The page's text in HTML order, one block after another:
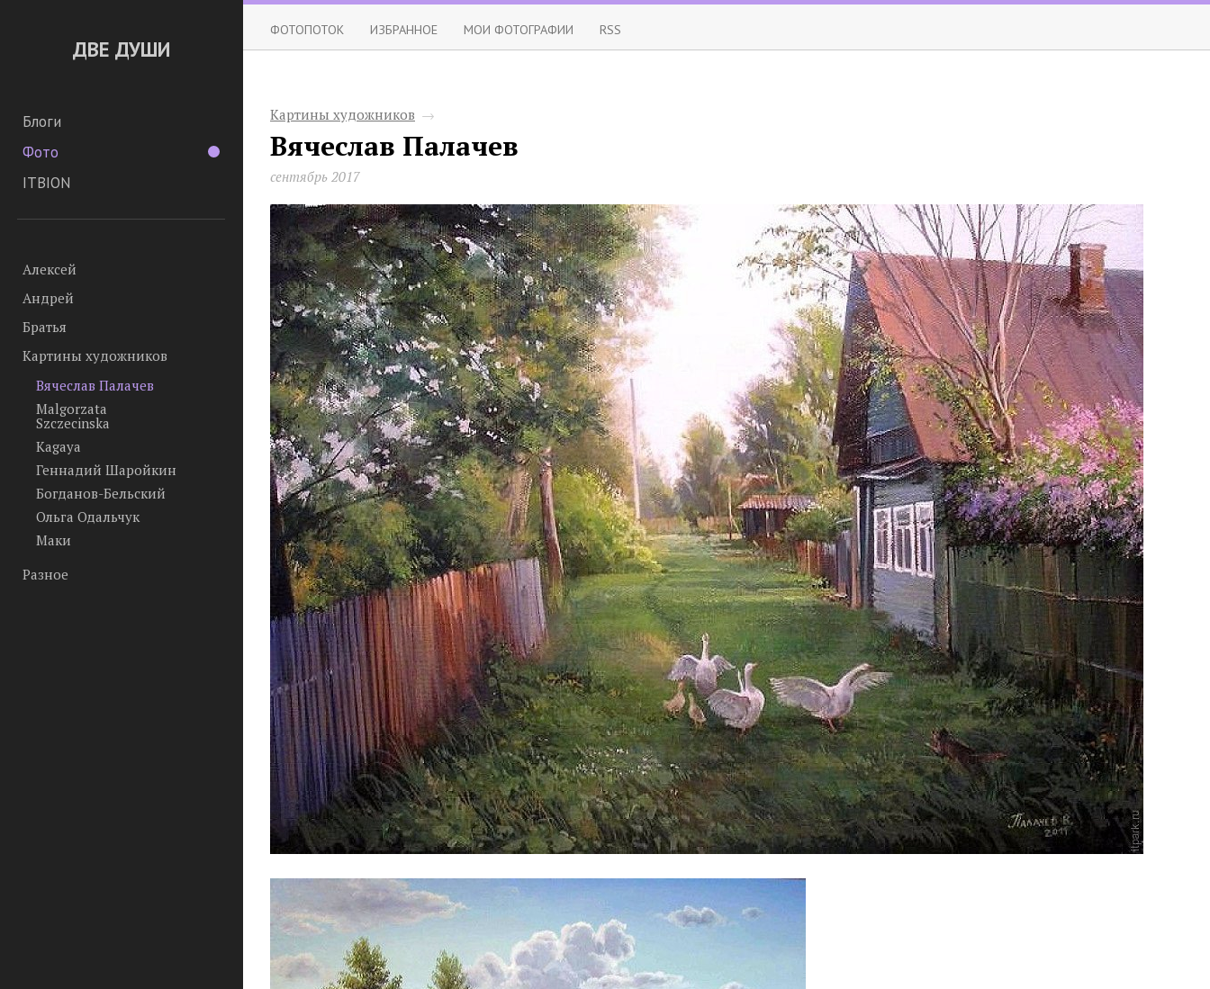
ДВЕ ДУШИ
Блоги
Фото
ITBION
Алексей
Андрей
Братья
Картины художников
Вячеслав Палачев
Malgorzata
Szczecinska
Kagaya
Геннадий Шаройкин
Богданов-Бельский
Ольга Одальчук
Маки
Разное
ФОТОПОТОК ИЗБРАННОЕ МОИ ФОТОГРАФИИ RSS
Картины художников →
Вячеслав Палачев
сентябрь 2017